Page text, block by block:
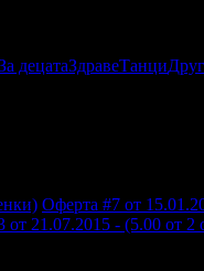
децатаЗдравеТанци
Оферта #7 от
от 21.07.2015 - (5.00 от 2